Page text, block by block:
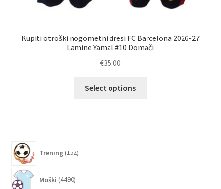
Kupiti otroški nogometni dresi FC Barcelona 2026-27
Lamine Yamal #10 Domači
€35.00
Select options
Trening 152izdelkov
Moški 4490izdelkov